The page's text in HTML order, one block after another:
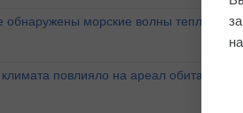
морские волны тепла
повлияло на ареал обитания